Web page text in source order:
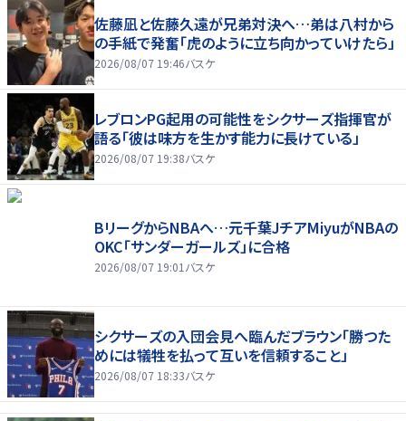
佐藤凪と佐藤久遠が兄弟対決へ…弟は八村から
の手紙で発奮「虎のように立ち向かっていけたら」
2026/08/07 19:46バスケ
レブロンPG起用の可能性をシクサーズ指揮官が
語る「彼は味方を生かす能力に長けている」
2026/08/07 19:38バスケ
BリーグからNBAへ…元千葉JチアMiyuがNBAの
OKC「サンダーガールズ」に合格
2026/08/07 19:01 バスケ
シクサーズの入団会見へ臨んだブラウン「勝つた
めには犠牲を払って互いを信頼すること」
2026/08/07 18:33バスケ